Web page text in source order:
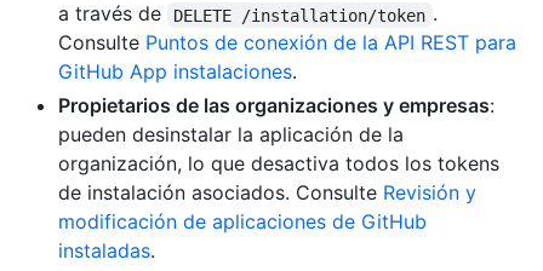
a través de
DELETE /installation/token .
Consulte Puntos de conexión de la API REST para
GitHub App instalaciones.
Propietarios de las organizaciones y empresas:
pueden desinstalar la aplicación de la
organización, lo que desactiva todos los tokens
de instalación asociados. Consulte Revisión y
modificación de aplicaciones de GitHub
instaladas.